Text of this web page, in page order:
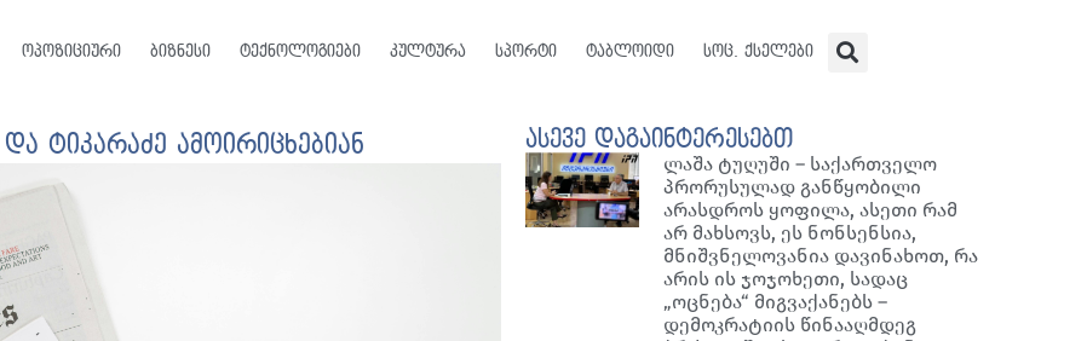
ოპოზიციური ბიზნესი ტექნოლოგიები კულტურა სპორტი ტაბლოიდი სოც. ქსელები
ტიკარაძე ამოირიცხებიან ასევე დაგაინტერესებთ
ლაშა ტუღუში – საქართველო
პრორუსულად განწყობილი
არასდროს ყოფილა, ასეთი რამ
არ მახსოვს, ეს ნონსენსია,
მნიშვნელოვანია დავინახოთ, რა
არის ის ჯოჯოხეთი, სადაც
„ოცნება“ მიგვაქანებს –
დემოკრატიის წინააღმდეგ